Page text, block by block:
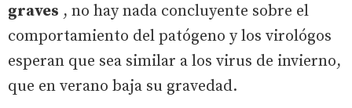
graves , no hay nada concluyente sobre el
comportamiento del patógeno y los virológos
esperan que sea similar a los virus de invierno,
que en verano baja su gravedad.